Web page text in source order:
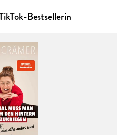
Bestsellerin